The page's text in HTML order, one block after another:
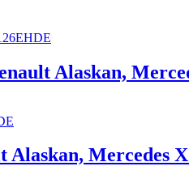
Alaskan,
Mercedes